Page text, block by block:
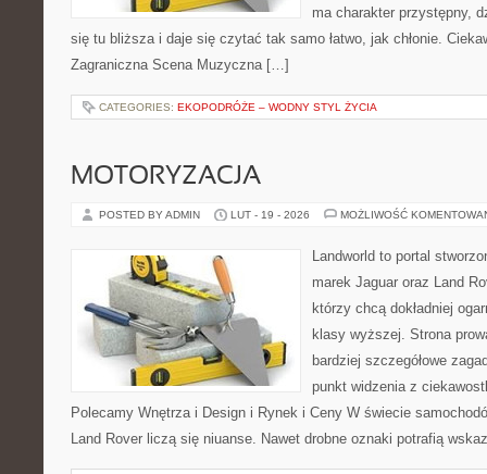
ma charakter przystępny,
się tu bliższa i daje się czytać tak samo łatwo, jak chłonie.
Zagraniczna Scena Muzyczna […]
CATEGORIES: EKOPODRÓŻE – WODNY STYL ŻYCIA
MOTORYZACJA
POSTED BY ADMIN LUT - 19 - 2026 MOŻLIWOŚĆ
Landworld to portal
marek Jaguar oraz Land
którzy chcą dokładniej
klasy wyższej. Strona
bardziej szczegółowe
punkt widzenia z
Polecamy Wnętrza i Design i Rynek i Ceny W świecie
Land Rover liczą się niuanse. Nawet drobne oznaki potrafią